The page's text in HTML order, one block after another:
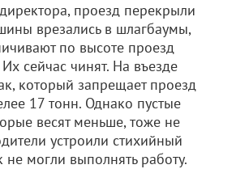
проезд перекрыли
врезались в шлагбаумы,
по высоте проезд
сейчас чинят. На въезде
который запрещает проезд
17 тонн. Однако пустые
весят меньше, тоже не
устроили стихийный
не могли выполнять работу.